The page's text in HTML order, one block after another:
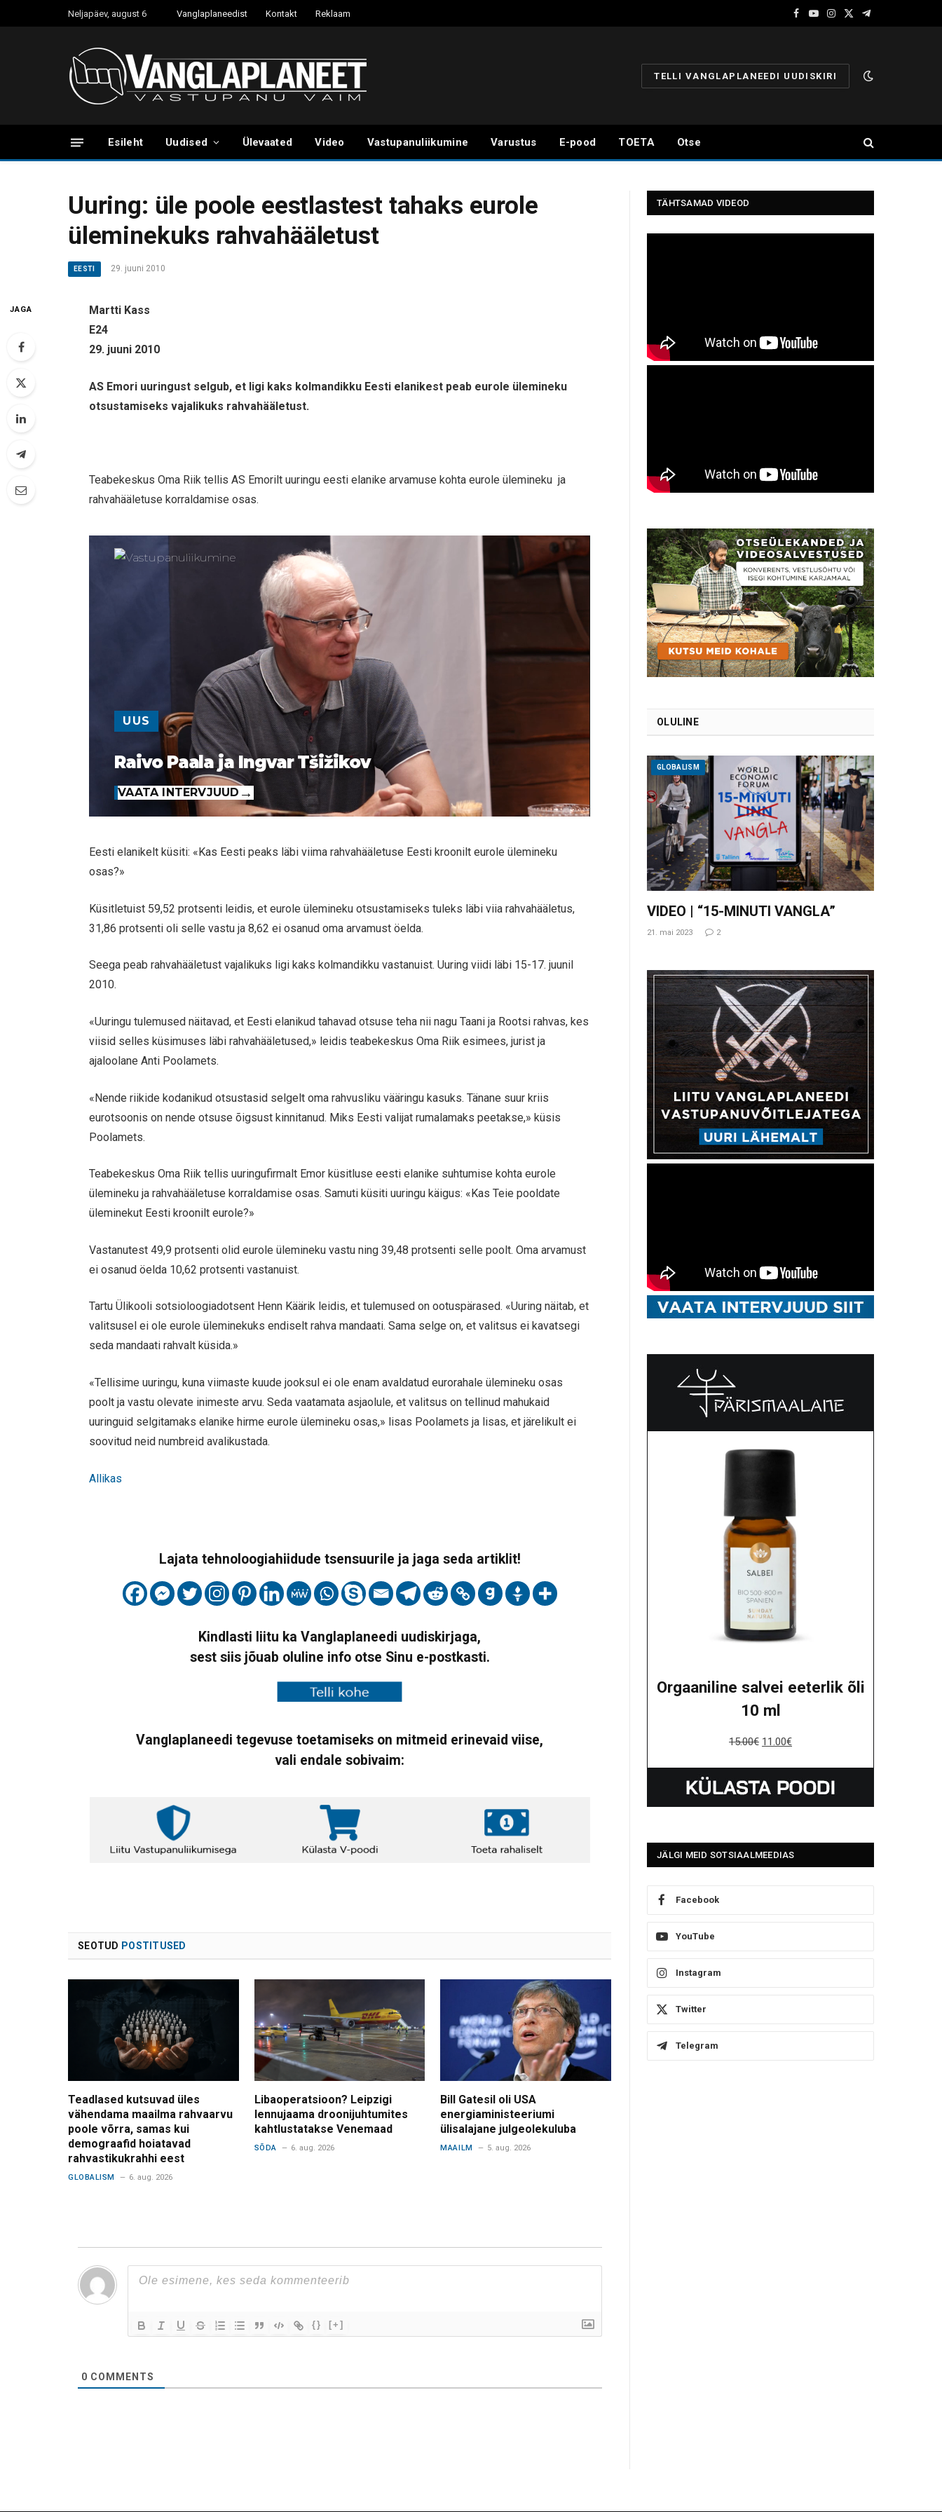
Neljapäev, august 6 Vanglaplaneedist Kontakt Reklaam
Facebook
YouTube
Instagram
X
Telegram
TELLI VANGLAPLANEEDI UUDISKIRI
Esileht Uudised Ülevaated Video Vastupanuliikumine Varustus E-pood TOETA Otse
Uuring: üle poole eestlastest tahaks eurole
üleminekuks rahvahääletust
EESTI 29. juuni 2010
JAGA
Martti Kass
E24
29. juuni 2010
AS Emori uuringust selgub, et ligi kaks kolmandikku Eesti elanikest peab eurole ülemineku
otsustamiseks vajalikuks rahvahääletust.
Teabekeskus Oma Riik tellis AS Emorilt uuringu eesti elanike arvamuse kohta eurole ülemineku ja
rahvahääletuse korraldamise osas.
UUS
Raivo Paala ja Ingvar Tšižikov
VAATA INTERVJUUD
Eesti elanikelt küsiti: «Kas Eesti peaks läbi viima rahvahääletuse Eesti kroonilt eurole ülemineku
osas?»
Küsitletuist 59,52 protsenti leidis, et eurole ülemineku otsustamiseks tuleks läbi viia rahvahääletus,
31,86 protsenti oli selle vastu ja 8,62 ei osanud oma arvamust öelda.
Seega peab rahvahääletust vajalikuks ligi kaks kolmandikku vastanuist. Uuring viidi läbi 15-17. juunil
2010.
«Uuringu tulemused näitavad, et Eesti elanikud tahavad otsuse teha nii nagu Taani ja Rootsi rahvas, kes
viisid selles küsimuses läbi rahvahääletused,» leidis teabekeskus Oma Riik esimees, jurist ja
ajaloolane Anti Poolamets.
«Nende riikide kodanikud otsustasid selgelt oma rahvusliku vääringu kasuks. Tänane suur kriis
eurotsoonis on nende otsuse õigsust kinnitanud. Miks Eesti valijat rumalamaks peetakse,» küsis
Poolamets.
Teabekeskus Oma Riik tellis uuringufirmalt Emor küsitluse eesti elanike suhtumise kohta eurole
ülemineku ja rahvahääletuse korraldamise osas. Samuti küsiti uuringu käigus: «Kas Teie pooldate
üleminekut Eesti kroonilt eurole?»
Vastanutest 49,9 protsenti olid eurole ülemineku vastu ning 39,48 protsenti selle poolt. Oma arvamust
ei osanud öelda 10,62 protsenti vastanuist.
Tartu Ülikooli sotsioloogiadotsent Henn Käärik leidis, et tulemused on ootuspärased. «Uuring näitab, et
valitsusel ei ole eurole üleminekuks endiselt rahva mandaati. Sama selge on, et valitsus ei kavatsegi
seda mandaati rahvalt küsida.»
«Tellisime uuringu, kuna viimaste kuude jooksul ei ole enam avaldatud eurorahale ülemineku osas
poolt ja vastu olevate inimeste arvu. Seda vaatamata asjaolule, et valitsus on tellinud mahukaid
uuringuid selgitamaks elanike hirme eurole ülemineku osas,» lisas Poolamets ja lisas, et järelikult ei
soovitud neid numbreid avalikustada.
Allikas
Lajata tehnoloogiahiidude tsensuurile ja jaga seda artiklit!
Kindlasti liitu ka Vanglaplaneedi uudiskirjaga,
sest siis jõuab oluline info otse Sinu e-postkasti.
Vanglaplaneedi tegevuse toetamiseks on mitmeid erinevaid viise,
vali endale sobivaim:
SEOTUD POSTITUSED
Teadlased kutsuvad üles
vähendama maailma rahvaarvu
poole võrra, samas kui
demograafid hoiatavad
rahvastikukrahhi eest
GLOBALISM 6. aug. 2026
Libaoperatsioon? Leipzigi
lennujaama droonijuhtumites
kahtlustatakse Venemaad
SÕDA 6. aug. 2026
Bill Gatesil oli USA
energiaministeeriumi
ülisalajane julgeolekuluba
MAAILM 5. aug. 2026
{} [+]
0 COMMENTS
TÄHTSAMAD VIDEOD
OLULINE
GLOBALISM
VIDEO | “15-MINUTI VANGLA”
21. mai 2023 2
Orgaaniline salvei eeterlik õli
10 ml
15.00€ 11.00€
JÄLGI MEID SOTSIAALMEEDIAS
Facebook
YouTube
Instagram
Twitter
Telegram